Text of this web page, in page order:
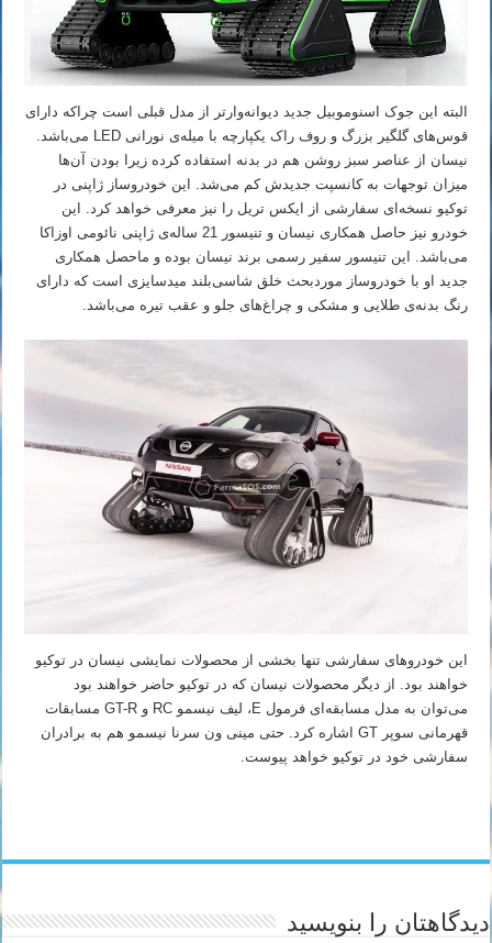
البته این جوک اسنوموبیل جدید دیوانه‌وارتر از مدل قبلی است چراکه دارای
قوس‌های گلگیر بزرگ و روف راک یکپارچه با میله‌ی نورانی LED می‌باشد.
نیسان از عناصر سبز روشن هم در بدنه استفاده کرده زیرا بودن آن‌ها
میزان توجهات به کانسپت جدیدش کم می‌شد. این خودروساز ژاپنی در
توکیو نسخه‌ای سفارشی از ایکس تریل را نیز معرفی خواهد کرد. این
خودرو نیز حاصل همکاری نیسان و تنیسور 21 ساله‌ی ژاپنی نائومی اوزاکا
می‌باشد. این تنیسور سفیر رسمی برند نیسان بوده و ماحصل همکاری
جدید او با خودروساز موردبحث خلق شاسی‌بلند میدسایزی است که دارای
رنگ بدنه‌ی طلایی و مشکی و چراغ‌های جلو و عقب تیره می‌باشد.
این خودروهای سفارشی تنها بخشی از محصولات نمایشی نیسان در توکیو
خواهند بود. از دیگر محصولات نیسان که در توکیو حاضر خواهند بود
می‌توان به مدل مسابقه‌ای فرمول E، لیف نیسمو RC و GT-R مسابقات
قهرمانی سوپر GT اشاره کرد. حتی مینی ون سرنا نیسمو هم به برادران
سفارشی خود در توکیو خواهد پیوست.
دیدگاهتان را بنویسید